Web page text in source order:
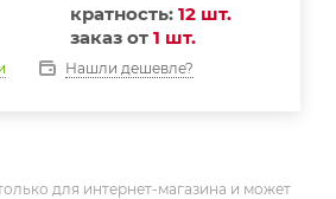
кратность: 12 шт.
заказ от 1 шт.
Нашли дешевле?
для интернет-магазина и может